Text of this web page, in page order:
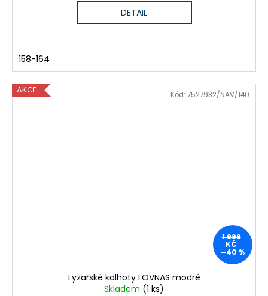
DETAIL
158-164
AKCE
1 999
KČ
–40 %
Lyžařské kalhoty LOVNAS modré
Skladem (1 ks)
Kód: 7527932/NAV/140